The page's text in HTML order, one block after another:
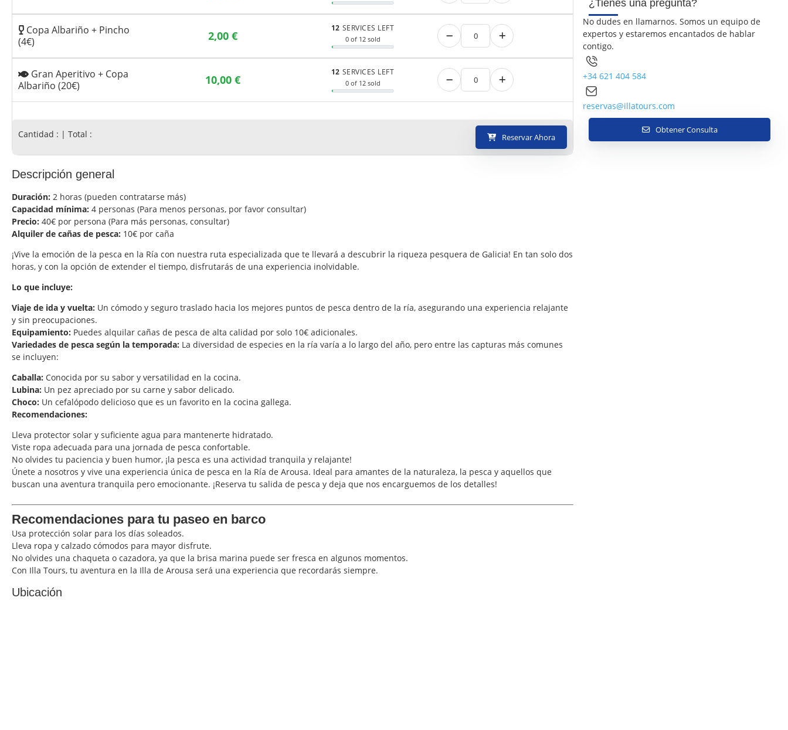
Copa Albariño + Pincho
(4€)
2,00 €
12 SERVICES LEFT
0 of 12 sold
Gran Aperitivo + Copa
Albariño (20€)
10,00 €
12 SERVICES LEFT
0 of 12 sold
Cantidad : | Total : Reservar Ahora
Descripción general
Duración: 2 horas (pueden contratarse más)
Capacidad mínima: 4 personas (Para menos personas, por favor consultar)
Precio: 40€ por persona (Para más personas, consultar)
Alquiler de cañas de pesca: 10€ por caña
¡Vive la emoción de la pesca en la Ría con nuestra ruta especializada que te llevará a descubrir la riqueza pesquera de Galicia! En tan solo dos
horas, y con la opción de extender el tiempo, disfrutarás de una experiencia inolvidable.
Lo que incluye:
Viaje de ida y vuelta: Un cómodo y seguro traslado hacia los mejores puntos de pesca dentro de la ría, asegurando una experiencia relajante
y sin preocupaciones.
Equipamiento: Puedes alquilar cañas de pesca de alta calidad por solo 10€ adicionales.
Variedades de pesca según la temporada: La diversidad de especies en la ría varía a lo largo del año, pero entre las capturas más comunes
se incluyen:
Caballa: Conocida por su sabor y versatilidad en la cocina.
Lubina: Un pez apreciado por su carne y sabor delicado.
Choco: Un cefalópodo delicioso que es un favorito en la cocina gallega.
Recomendaciones:
Lleva protector solar y suficiente agua para mantenerte hidratado.
Viste ropa adecuada para una jornada de pesca confortable.
No olvides tu paciencia y buen humor, ¡la pesca es una actividad tranquila y relajante!
Únete a nosotros y vive una experiencia única de pesca en la Ría de Arousa. Ideal para amantes de la naturaleza, la pesca y aquellos que
buscan una aventura tranquila pero emocionante. ¡Reserva tu salida de pesca y deja que nos encarguemos de los detalles!
Recomendaciones para tu paseo en barco
Usa protección solar para los días soleados.
Lleva ropa y calzado cómodos para mayor disfrute.
No olvides una chaqueta o cazadora, ya que la brisa marina puede ser fresca en algunos momentos.
Con Illa Tours, tu aventura en la Illa de Arousa será una experiencia que recordarás siempre.
Ubicación
¿Tienes una pregunta?
No dudes en llamarnos. Somos un equipo de
expertos y estaremos encantados de hablar
contigo.
+34 621 404 584
reservas@illatours.com
Obtener Consulta